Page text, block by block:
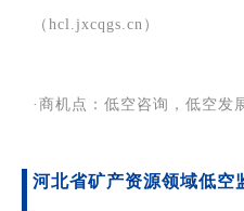
（hcl.jxcqgs.cn）
·商机点：低空咨询，低空发
河北省矿产资源领域低空